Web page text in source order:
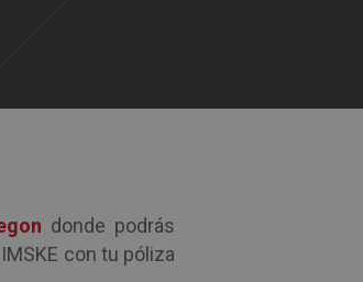
donde podrás
con tu póliza